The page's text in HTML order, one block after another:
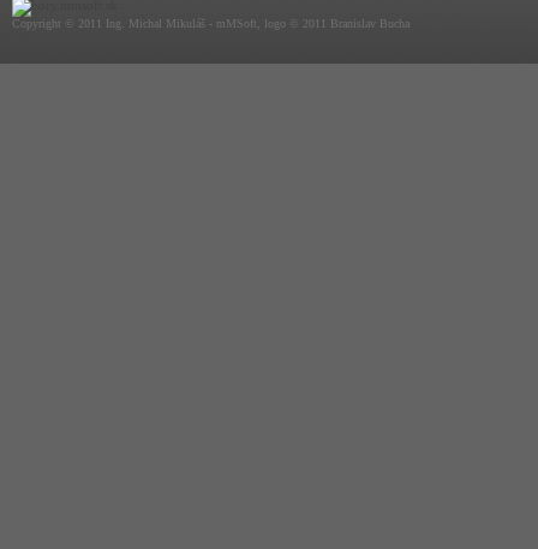
Copyright © 2011 Ing. Michal Mikuláš - mMSoft, logo © 2011 Branislav Bucha